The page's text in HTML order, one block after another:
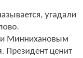
угадали
Миннихановым
Президент ценит